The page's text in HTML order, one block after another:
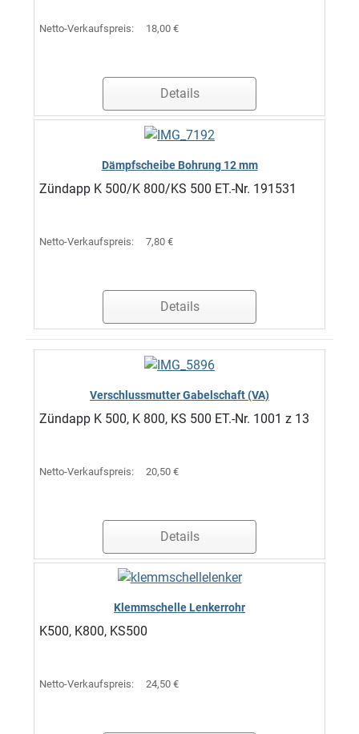
Netto-Verkaufspreis: 18,00 €
Details
Dämpfscheibe Bohrung 12 mm
Zündapp K 500/K 800/KS 500 ET.-Nr. 191531
Netto-Verkaufspreis: 7,80 €
Details
Verschlussmutter Gabelschaft (VA)
Zündapp K 500, K 800, KS 500 ET.-Nr. 1001 z 13
Netto-Verkaufspreis: 20,50 €
Details
Klemmschelle Lenkerrohr
K500, K800, KS500
Netto-Verkaufspreis: 24,50 €